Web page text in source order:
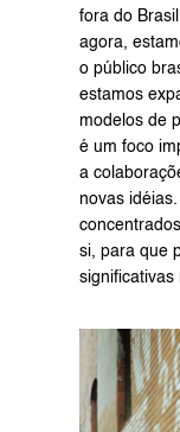
fora do
agora,
o público
estamos
modelos de
é um foco
a
novas
si, para que
significativas